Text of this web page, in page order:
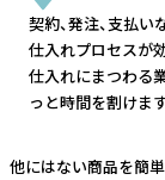
契約、発注、支払い
仕入れプロセスが
仕入れにまつわる
っと時間を割けま
他にはない商品を簡